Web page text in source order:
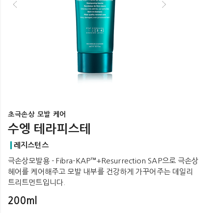
초극손상 모발 케어
수엥 테라피스테
레지스턴스
극손상모발용 - Fibra-KAP™+Resurrection SAP으로 극손상
헤어를 케어해주고 모발 내부를 건강하게 가꾸어주는 데일리
트리트먼트입니다.
200ml